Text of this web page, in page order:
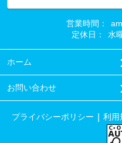
営業時間：
定休日：
水
ホーム
お問い合わせ
プライバシーポリシー 利用